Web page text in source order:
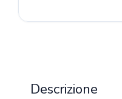
Descrizione